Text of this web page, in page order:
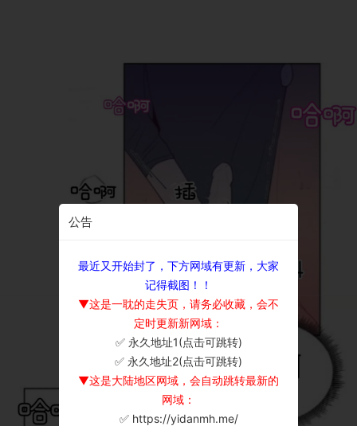
公告
最近又开始封了，下方网域有更新，大家
记得截图！！
▼这是一耽的走失页，请务必收藏，会不
定时更新新网域：
✅ 永久地址1(点击可跳转)
✅ 永久地址2(点击可跳转)
▼这是大陆地区网域，会自动跳转最新的
网域：
✅ https://yidanmh.me/